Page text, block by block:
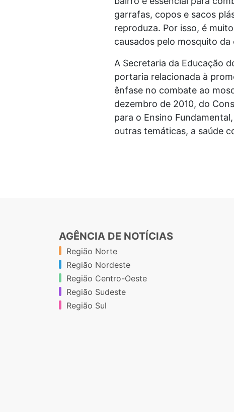
garrafas, copos e sacos
reproduza. Por isso, é
causados pelo mosquito
A Secretaria da Educação
portaria relacionada à
ênfase no combate ao
dezembro de 2010, do
para o Ensino
outras temáticas, a saúde
AGÊNCIA DE NOTÍCIAS
Região Norte
Região Nordeste
Região Centro-Oeste
Região Sudeste
Região Sul